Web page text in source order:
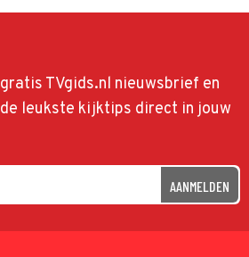
TVgids.nl nieuwsbrief en
leukste kijktips direct in jouw
AANMELDEN